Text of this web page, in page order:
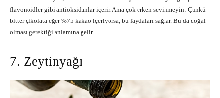
flavonoidler gibi antioksidanlar içerir. Ama çok erken sevinmeyin: Çünkü
bitter çikolata eğer %75 kakao içeriyorsa, bu faydaları sağlar. Bu da doğal
olması gerektiği anlamına gelir.
7. Zeytinyağı